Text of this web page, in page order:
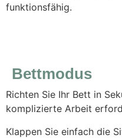
funktionsfähig.
Bettmodus
Richten Sie Ihr Bett in
komplizierte Arbeit
Klappen Sie einfach die